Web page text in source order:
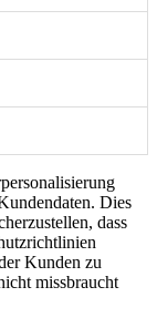
Dies
dass
Kunden zu
missbraucht